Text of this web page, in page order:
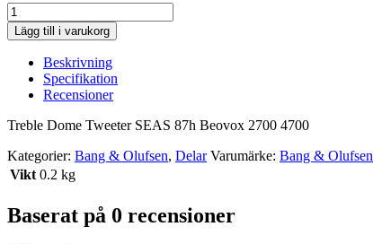
Treble
Dome
Tweeter
SEAS
Beovox
4700
Lägg till i varukorg
Beskrivning
Specifikation
Recensioner
Treble Dome Tweeter SEAS 87h Beovox 2700 4700
Kategorier: Bang & Olufsen, Delar Varumärke: Bang & Olufsen
Vikt 0.2 kg
Baserat på 0 recensioner